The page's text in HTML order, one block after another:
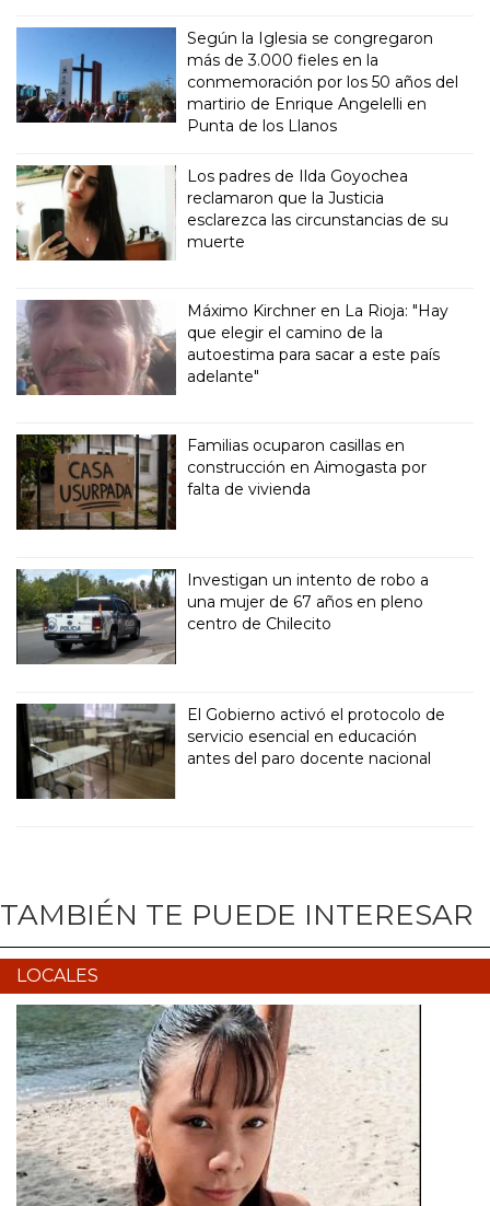
Según la Iglesia se congregaron
más de 3.000 fieles en la
conmemoración por los 50 años del
martirio de Enrique Angelelli en
Punta de los Llanos
Los padres de Ilda Goyochea
reclamaron que la Justicia
esclarezca las circunstancias de su
muerte
Máximo Kirchner en La Rioja: "Hay
que elegir el camino de la
autoestima para sacar a este país
adelante"
Familias ocuparon casillas en
construcción en Aimogasta por
falta de vivienda
Investigan un intento de robo a
una mujer de 67 años en pleno
centro de Chilecito
El Gobierno activó el protocolo de
servicio esencial en educación
antes del paro docente nacional
TAMBIÉN TE PUEDE INTERESAR
LOCALES